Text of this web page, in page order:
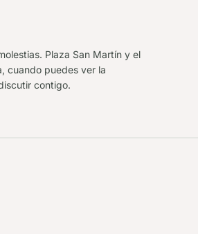
Plaza San Martín y el
cuando puedes ver la
contigo.